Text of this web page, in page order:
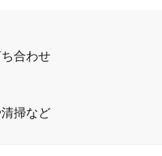
合わせ
掃など